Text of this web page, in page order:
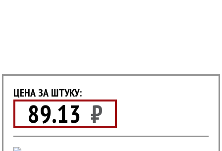
ЦЕНА ЗА ШТУКУ:
89.13 ₽